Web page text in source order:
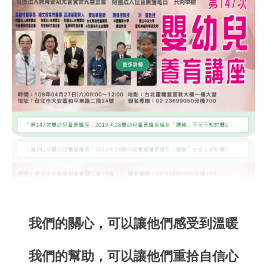
我們的關心，可以讓他們感受到溫暖
我們的幫助，可以讓他們重拾自信心